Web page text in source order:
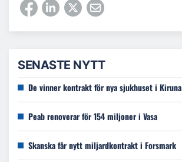
SENASTE NYTT
De vinner kontrakt för nya sjukhuset i Kiruna
Peab renoverar för 154 miljoner i Vasa
Skanska får nytt miljardkontrakt i Forsmark